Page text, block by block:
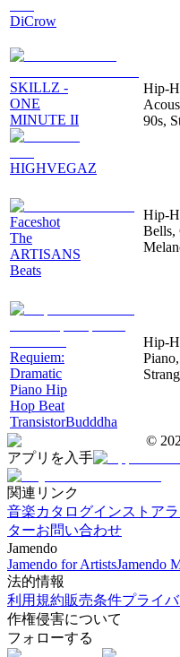
DiCrow
SKILLZ -
ONE
MINUTE II
HIGHVEGAZ
Hip-
90s,
Faceshot
The
ARTISANS
Beats
Hip-
Bells,
Requiem:
Dramatic
Piano Hip
Hop Beat
TransistorBudddha
Hip-
©
アプリを入手
関連リンク
音楽カタログインストア
ターお問い合わせ
Jamendo
Jamendo for ArtistsJamendo
法的情報
利用規約販売条件プライ
作権侵害について
フォローする